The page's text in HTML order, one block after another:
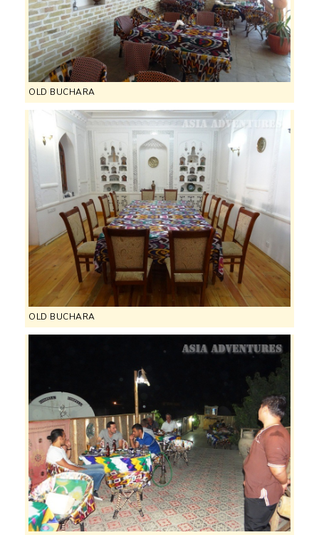
OLD BUCHARA
OLD BUCHARA